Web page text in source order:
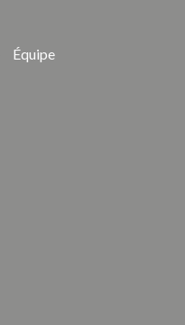
Équipe